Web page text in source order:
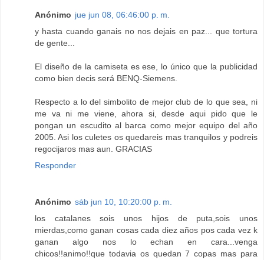
Anónimo jue jun 08, 06:46:00 p. m.
y hasta cuando ganais no nos dejais en paz... que tortura
de gente...
El diseño de la camiseta es ese, lo único que la publicidad
como bien decis será BENQ-Siemens.
Respecto a lo del simbolito de mejor club de lo que sea, ni
me va ni me viene, ahora si, desde aqui pido que le
pongan un escudito al barca como mejor equipo del año
2005. Asi los culetes os quedareis mas tranquilos y podreis
regocijaros mas aun. GRACIAS
Responder
Anónimo sáb jun 10, 10:20:00 p. m.
los catalanes sois unos hijos de puta,sois unos
mierdas,como ganan cosas cada diez años pos cada vez k
ganan algo nos lo echan en cara...venga
chicos!!animo!!que todavia os quedan 7 copas mas para